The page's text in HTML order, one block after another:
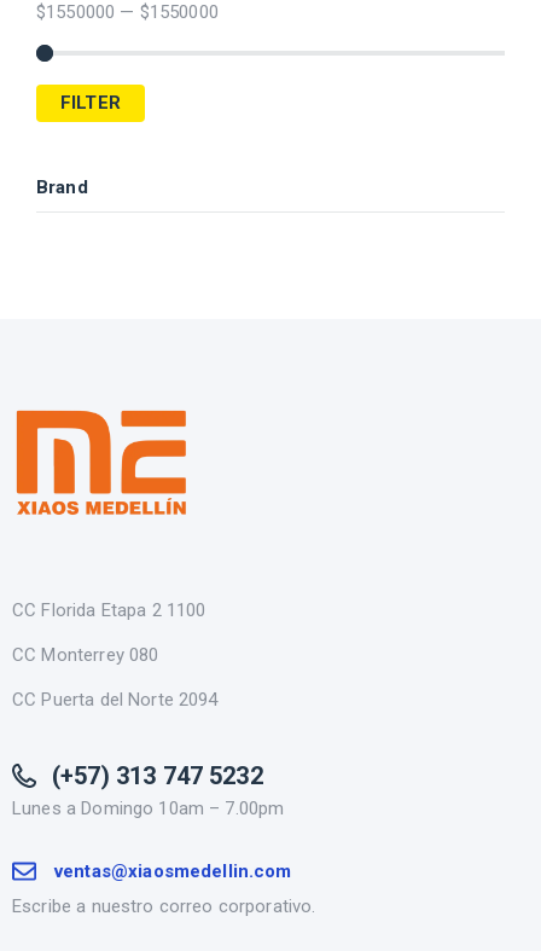
$1550000 — $1550000
FILTER
Brand
CC Florida Etapa 2 1100
CC Monterrey 080
CC Puerta del Norte 2094
(+57) 313 747 5232
Lunes a Domingo 10am – 7.00pm
ventas@xiaosmedellin.com
Escribe a nuestro correo corporativo.